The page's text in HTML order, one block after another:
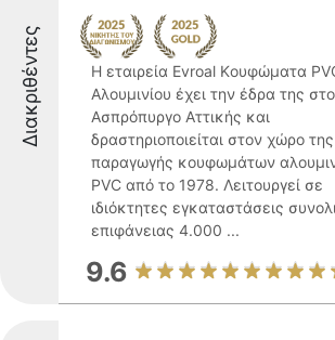
Διακριθέντες
Η εταιρεία Evroal Kουφώματα
Aλουμινίου έχει την έδρα της
Ασπρόπυργο Αττικής και
δραστηριοποιείται στον χώρο της
παραγωγής κουφωμάτων
PVC από το 1978. Λειτουργεί σε
ιδιόκτητες εγκαταστάσεις
επιφάνειας 4.000 ...
9.6